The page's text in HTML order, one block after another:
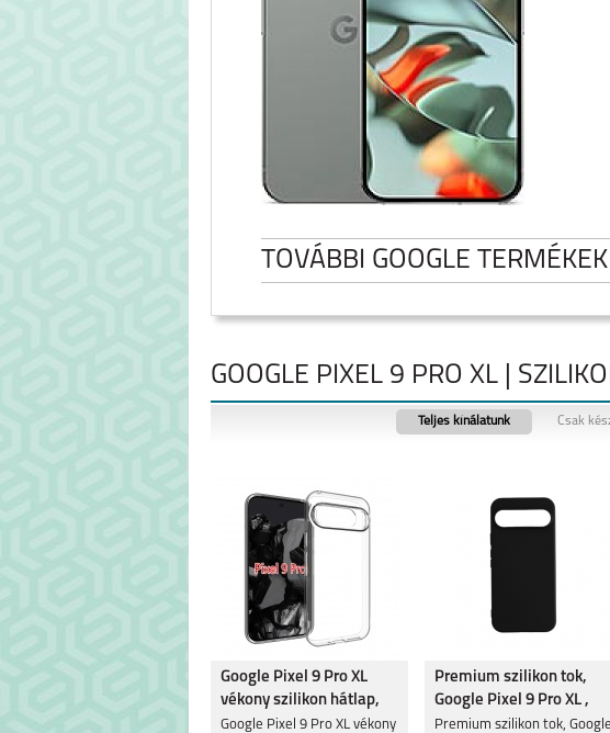
TOVÁBBI GOOGLE TERMÉKEK
GOOGLE PIXEL 9
GOOGLE PIXEL 9 PRO
GOOGLE PIXEL 9 PRO XL |
Teljes kínálatunk Csak
Google Pixel 9 Pro XL
vékony szilikon hátlap,
Átlátszó
Google Pixel 9 Pro XL vékony
Premium szilikon tok,
Google Pixel 9 Pro XL ,
Fekete
Premium szilikon tok, Google